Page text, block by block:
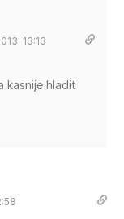
13:13
kasnije hladit